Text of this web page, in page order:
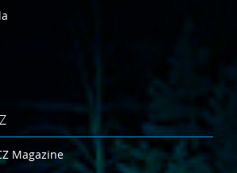
Magazine